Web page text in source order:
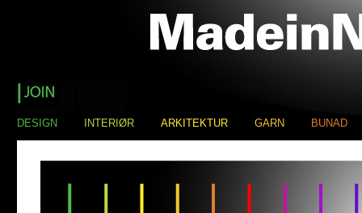
DESIGN INTERIØR ARKITEKTUR GARN BUNAD